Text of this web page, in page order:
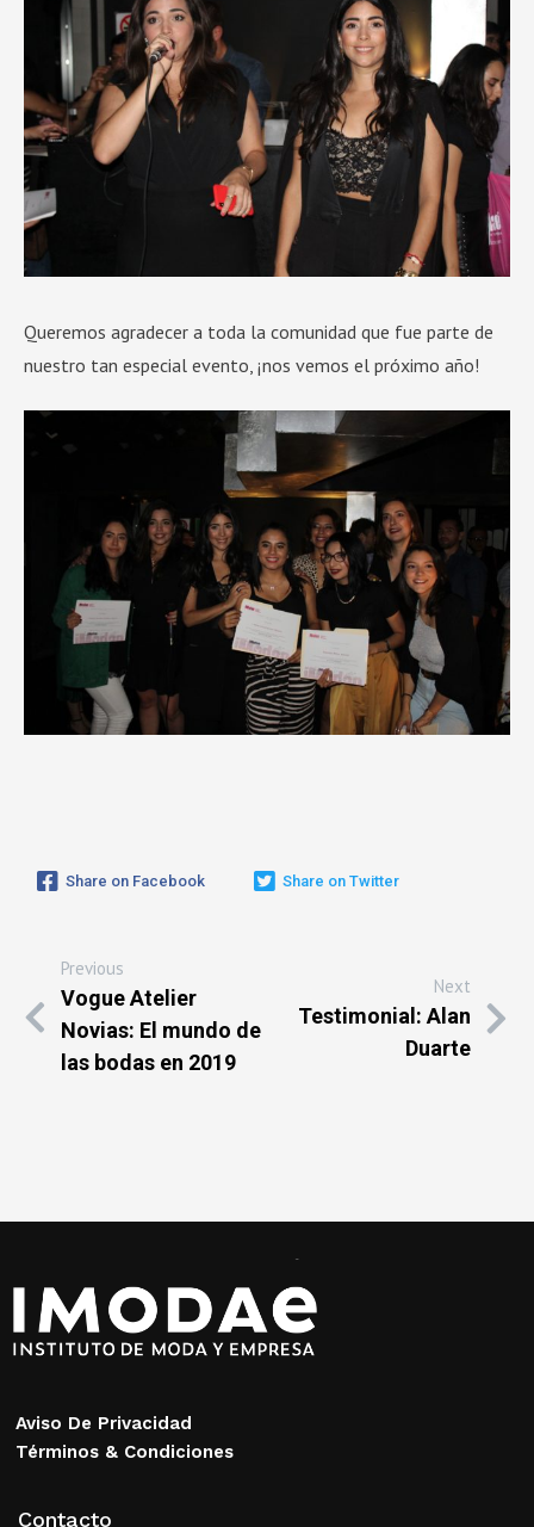
Queremos agradecer a toda la comunidad que fue parte de
nuestro tan especial evento, ¡nos vemos el próximo año!
Share on Facebook Share on Twitter
Previous
Vogue Atelier
Novias: El mundo de
las bodas en 2019
Next
Testimonial: Alan
Duarte
Aviso De Privacidad
Términos & Condiciones
Contacto